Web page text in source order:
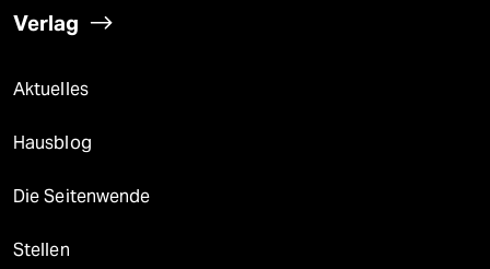
Verlag
Aktuelles
Hausblog
Die Seitenwende
Stellen